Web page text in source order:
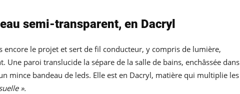
semi-transparent, en Dacryl
encore le projet et sert de fil conducteur, y compris de lumière,
Une paroi translucide la sépare de la salle de bains, enchâssée dans
mince bandeau de leds. Elle est en Dacryl, matière qui multiplie les
».